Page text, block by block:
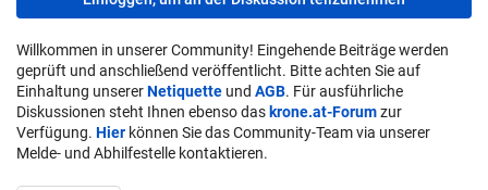
Willkommen in unserer Community! Eingehende Beiträge werden
geprüft und anschließend veröffentlicht. Bitte achten Sie auf
Einhaltung unsererNetiquette und AGB. Für ausführliche
Diskussionen steht Ihnen ebenso das krone.at-Forumzur
Verfügung. Hier können Sie das Community-Team via unserer
Melde- und Abhilfestelle kontaktieren.